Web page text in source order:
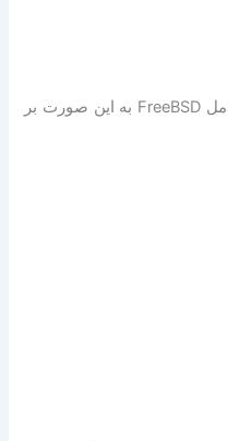
و در نهایت پارتیشن های سیستم عامل FreeBSD به این صورت بر